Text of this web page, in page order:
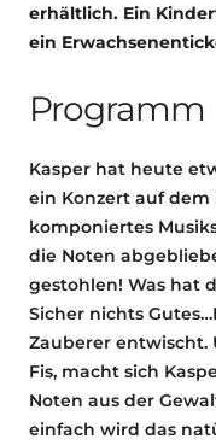
erhältlich. Ein
ein
Programm
Kasper hat heute
ein Konzert auf
komponiertes
die Noten
gestohlen! Was hat
Sicher nichts
Zauberer entwischt.
Fis, macht sich
Noten aus der
einfach wird das